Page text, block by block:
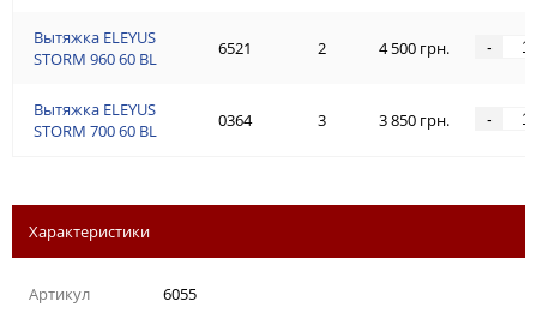
Вытяжка ELEYUS
STORM 960 60 BL
Вытяжка ELEYUS
STORM 700 60 BL
6521 2 4 500 грн. -
0364 3 3 850 грн. -
Характеристики
Артикул
6055